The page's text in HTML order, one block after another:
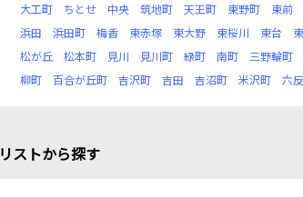
大工町
ちとせ 中央 筑地町 天王町 東野町 東前
浜田
浜田町 梅香 東赤塚 東大野 東桜川 東台
松が丘
松本町 見川 見川町 緑町 南町 三野輪町
柳町
百合が丘町 吉沢町 吉田 吉沼町 米沢町 六
リストから探す